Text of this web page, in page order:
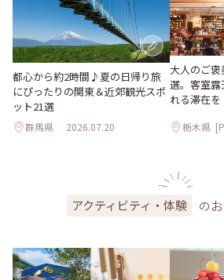
都心から約2時間♪夏の日帰り旅
にぴったりの関東＆近郊観光スポ
ット21選
群馬県 2026.07.20
大人のご褒
選。客室露
れる滞在を
栃木県
アクティビティ・体験 の